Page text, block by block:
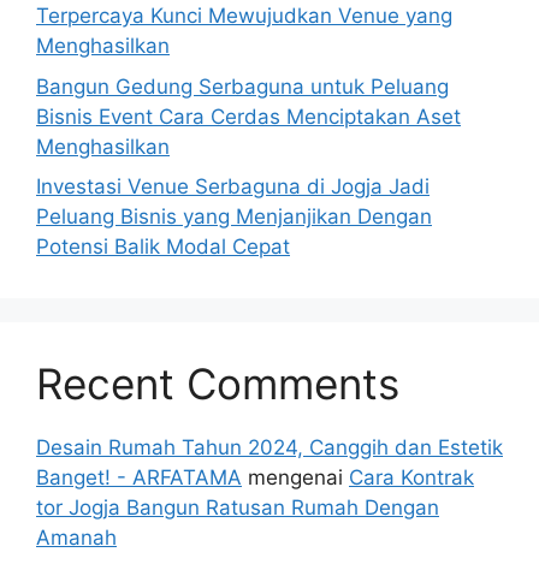
Terpercaya Kunci Mewujudkan Venue yang
Menghasilkan
Bangun Gedung Serbaguna untuk Peluang
Bisnis Event Cara Cerdas Menciptakan Aset
Menghasilkan
Investasi Venue Serbaguna di Jogja Jadi
Peluang Bisnis yang Menjanjikan Dengan
Potensi Balik Modal Cepat
Recent Comments
Desain Rumah Tahun 2024, Canggih dan Estetik
Banget! - ARFATAMA mengenai Cara Kontrak
tor Jogja Bangun Ratusan Rumah Dengan
Amanah